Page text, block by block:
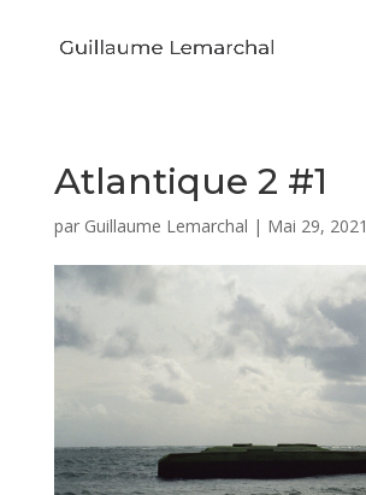
Atlantique 2 #1
par Guillaume Lemarchal | Mai 29, 2021